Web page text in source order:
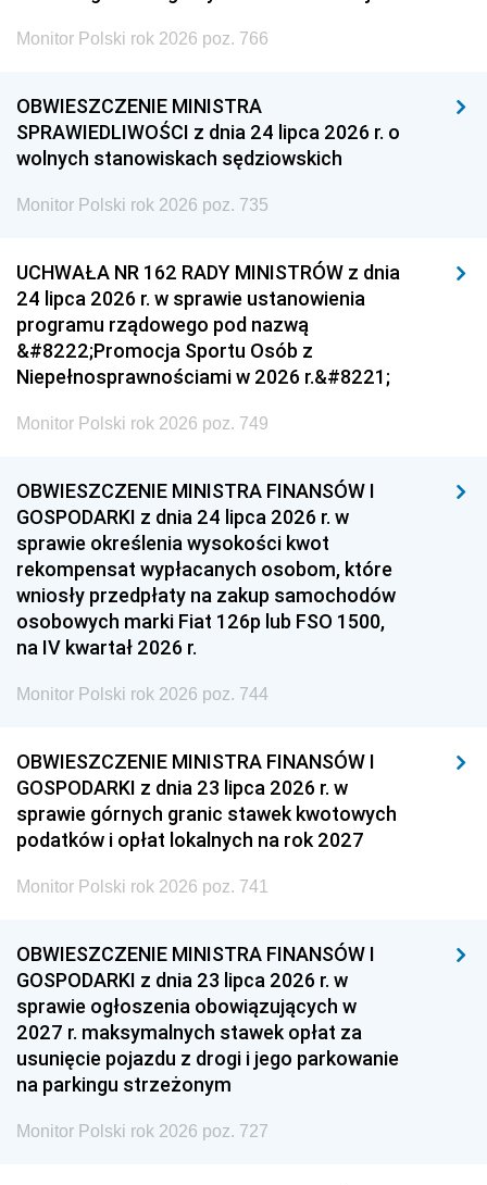
Monitor Polski rok 2026 poz. 766
OBWIESZCZENIE MINISTRA
SPRAWIEDLIWOŚCI z dnia 24 lipca 2026 r. o
wolnych stanowiskach sędziowskich
Monitor Polski rok 2026 poz. 735
UCHWAŁA NR 162 RADY MINISTRÓW z dnia
24 lipca 2026 r. w sprawie ustanowienia
programu rządowego pod nazwą
&#8222;Promocja Sportu Osób z
Niepełnosprawnościami w 2026 r.&#8221;
Monitor Polski rok 2026 poz. 749
OBWIESZCZENIE MINISTRA FINANSÓW I
GOSPODARKI z dnia 24 lipca 2026 r. w
sprawie określenia wysokości kwot
rekompensat wypłacanych osobom, które
wniosły przedpłaty na zakup samochodów
osobowych marki Fiat 126p lub FSO 1500,
na IV kwartał 2026 r.
Monitor Polski rok 2026 poz. 744
OBWIESZCZENIE MINISTRA FINANSÓW I
GOSPODARKI z dnia 23 lipca 2026 r. w
sprawie górnych granic stawek kwotowych
podatków i opłat lokalnych na rok 2027
Monitor Polski rok 2026 poz. 741
OBWIESZCZENIE MINISTRA FINANSÓW I
GOSPODARKI z dnia 23 lipca 2026 r. w
sprawie ogłoszenia obowiązujących w
2027 r. maksymalnych stawek opłat za
usunięcie pojazdu z drogi i jego parkowanie
na parkingu strzeżonym
Monitor Polski rok 2026 poz. 727